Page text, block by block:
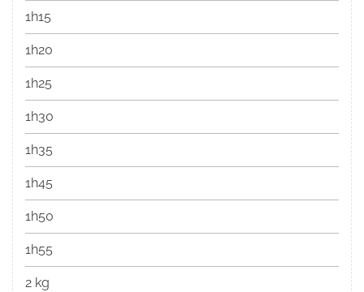
1h15
1h20
1h25
1h30
1h35
1h45
1h50
1h55
2 kg